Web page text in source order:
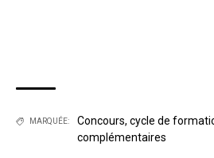
MARQUÉE: Concours, cycle de
complémentaires